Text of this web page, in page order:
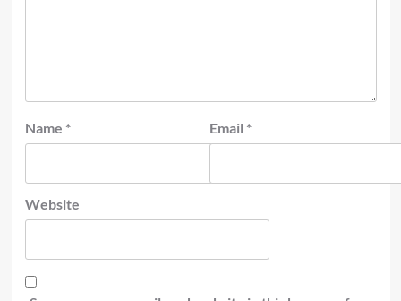
Name * Email *
Website